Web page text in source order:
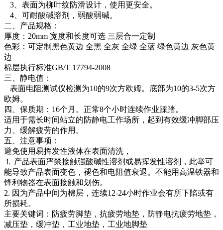
3、表面为柳叶纹防滑设计，使用更安全。
4、可耐酸碱溶剂，弱酸弱碱。
二、产品规格：
厚度：20mm 宽度和长度可选 三层合一定制
色彩：可定制黑色黄边 全黑 全灰 全绿 全蓝 绿色黄边 灰色黄
边
棉层执行标准GB/T 17794-2008
三、静电值：
表面电阻测试仪检测为10的9次方欧姆。底部为10的3-5次方
欧姆。
四、保质期：16个月。正常8个小时连续作业踩踏。
适用于需长时间站立的防静电工作场所，起到有效缓冲脚部压
力、缓解疲劳的作用。
五、注意事项：
避免使用易挥发性液体在表面清洗，
⒈ 产品表面严禁接触强酸碱性溶剂或易挥发性溶剂，此举可
能导致产品表面变色，褪色和电阻值衰退。不能用高温铁器和
锋利物器在表面接触和划伤。
2. 因为产品中间为棉层，连续12-24小时作业会有所下陷或有
所损耗。
主要关键词：防疲劳脚垫，抗疲劳地垫，防静电抗疲劳地垫，
减压垫，缓冲垫，工业地垫，工业地脚垫